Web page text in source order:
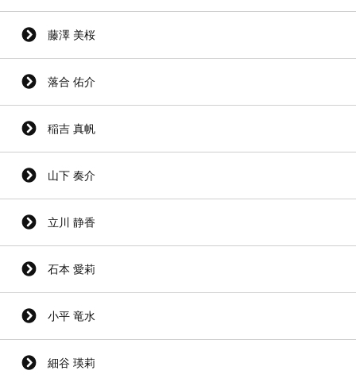
藤澤 美桜
落合 佑介
稲吉 真帆
山下 奏介
立川 静香
石本 愛莉
小平 竜水
細谷 瑛莉